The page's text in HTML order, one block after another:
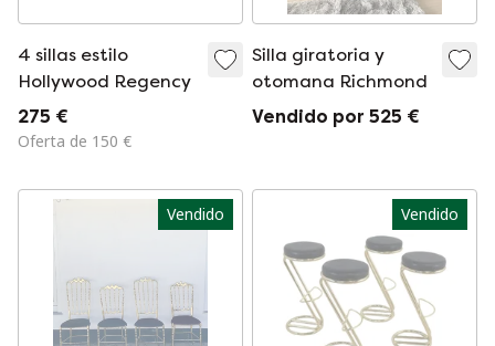
4 sillas estilo
Hollywood Regency
275 €
Oferta de 150 €
Silla giratoria y
otomana Richmond
Vendido por 525 €
Vendido Vendido